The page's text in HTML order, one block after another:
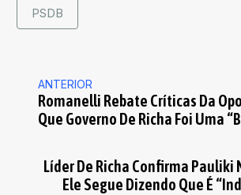
PSDB
ANTERIOR
Romanelli Rebate Críticas Da
Que Governo De Richa Foi Uma
Líder De Richa Confirma Pauliki
Ele Segue Dizendo Que É